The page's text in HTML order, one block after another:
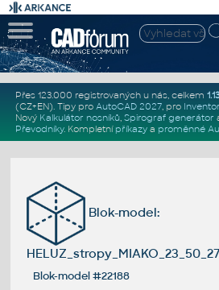
Přes 123.000 registrovaných u nás, celkem
(CZ+EN). Tipy pro AutoCAD 2027, pro
Nový Kalkulátor nosníků, Spirograf generátor
Převodníky. Kompletní příkazya proměnné
Blok-model:
Blok-model #22188